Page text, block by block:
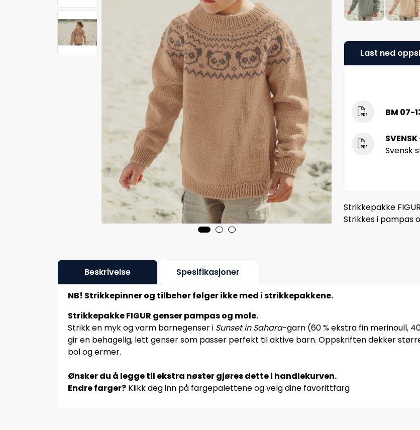
Last ned
BM 07-
Svensk
Strikkepakke
Strikkes i pampas
Beskrivelse Spesifikasjoner
NB! Strikkepinner og tilbehør følger ikke med i strikkepakkene.
Strikkepakke FIGUR genser pampas og mole.
Strikk en myk og varm barnegenser i Sunset in Sahara-garn (60 % ekstra fin merinoull,
gir en behagelig, lett genser som passer perfekt til aktive barn. Oppskriften dekker
bol og ermer.
Ønsker du å legge til ekstra nøster gjøres dette i handlekurven.
Endre farger? Klikk deg inn på fargepalettene og velg dine favorittfarg